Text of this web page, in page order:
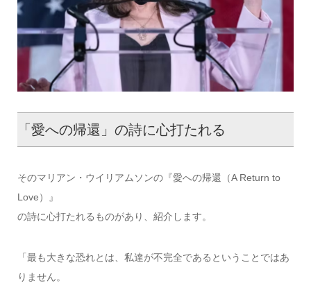
「愛への帰還」の詩に心打たれる
そのマリアン・ウイリアムソンの『愛への帰還（A Return to
Love）』
の詩に心打たれるものがあり、紹介します。
「最も大きな恐れとは、私達が不完全であるということではあ
りません。